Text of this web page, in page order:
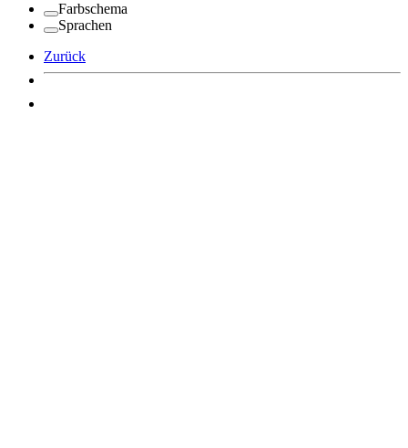
Farbschema
Sprachen
Zurück